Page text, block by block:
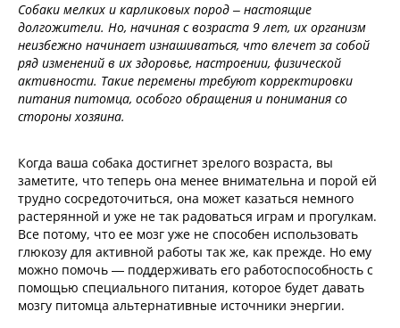
Собаки мелких и карликовых пород – настоящие
долгожители. Но, начиная с возраста 9 лет, их организм
неизбежно начинает изнашиваться, что влечет за собой
ряд изменений в их здоровье, настроении, физической
активности. Такие перемены требуют корректировки
питания питомца, особого обращения и понимания со
стороны хозяина.
Когда ваша собака достигнет зрелого возраста, вы
заметите, что теперь она менее внимательна и порой ей
трудно сосредоточиться, она может казаться немного
растерянной и уже не так радоваться играм и прогулкам.
Все потому, что ее мозг уже не способен использовать
глюкозу для активной работы так же, как прежде. Но ему
можно помочь — поддерживать его работоспособность с
помощью специального питания, которое будет давать
мозгу питомца альтернативные источники энергии.